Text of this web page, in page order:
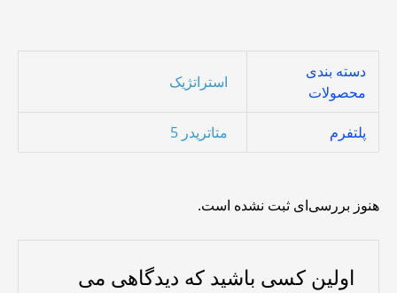
دسته بندی
محصولات
استراتژیک
پلتفرم متاتریدر 5
هنوز بررسی‌ای ثبت نشده است.
اولین کسی باشید که دیدگاهی می